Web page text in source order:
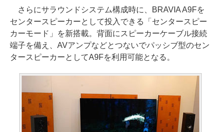
さらにサラウンドシステム構成時に、BRAVIA A9Fを
センタースピーカーとして投入できる「センタースピー
カーモード」を新搭載。背面にスピーカーケーブル接続
端子を備え、AVアンプなどとつないでパッシブ型のセン
タースピーカーとしてA9Fを利用可能となる。